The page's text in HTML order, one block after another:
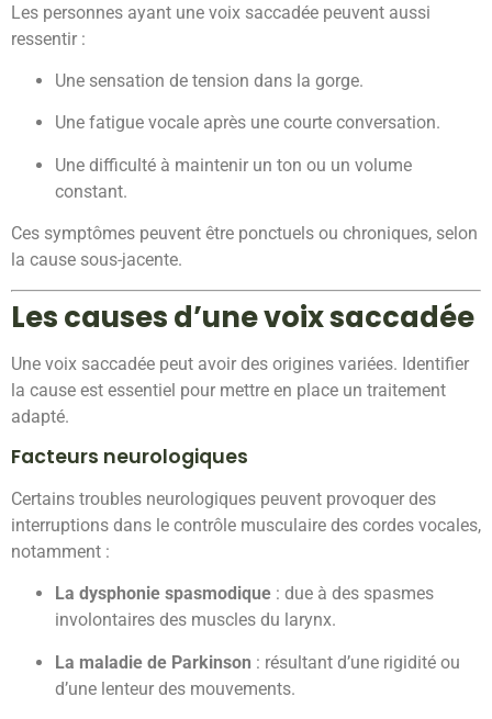
Les personnes ayant une voix saccadée peuvent aussi
ressentir :
Une sensation de tension dans la gorge.
Une fatigue vocale après une courte conversation.
Une difficulté à maintenir un ton ou un volume
constant.
Ces symptômes peuvent être ponctuels ou chroniques, selon
la cause sous-jacente.
Les causes d’une voix saccadée
Une voix saccadée peut avoir des origines variées. Identifier
la cause est essentiel pour mettre en place un traitement
adapté.
Facteurs neurologiques
Certains troubles neurologiques peuvent provoquer des
interruptions dans le contrôle musculaire des cordes vocales,
notamment :
La dysphonie spasmodique : due à des spasmes
involontaires des muscles du larynx.
La maladie de Parkinson : résultant d’une rigidité ou
d’une lenteur des mouvements.